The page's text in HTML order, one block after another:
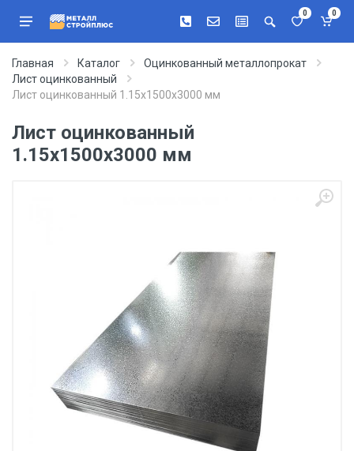
0 0
Главная Каталог
Оцинкованный металлопрокат
Лист оцинкованный
Лист оцинкованный 1.15х1500х3000 мм
Лист оцинкованный
1.15х1500х3000 мм